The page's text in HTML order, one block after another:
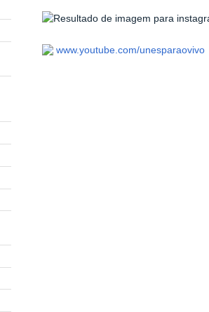
www.youtube.com/unesparaovivo